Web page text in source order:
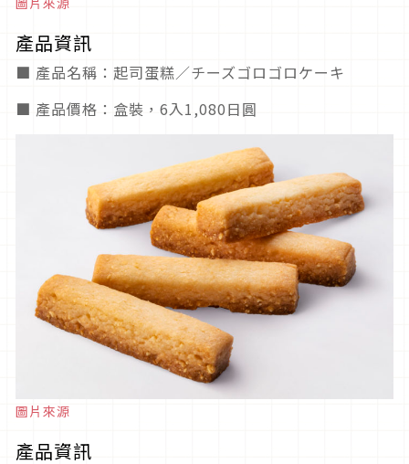
產品資訊
■ 產品名稱：起司蛋糕／チーズゴロゴロケーキ
■ 產品價格：盒裝，6入1,080日圓
圖片來源
產品資訊